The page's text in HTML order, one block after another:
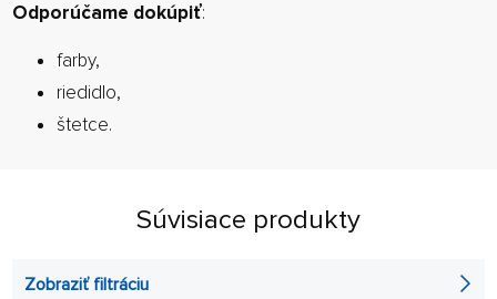
Odporúčame dokúpiť:
farby,
riedidlo,
štetce.
Súvisiace produkty
Zobraziť filtráciu